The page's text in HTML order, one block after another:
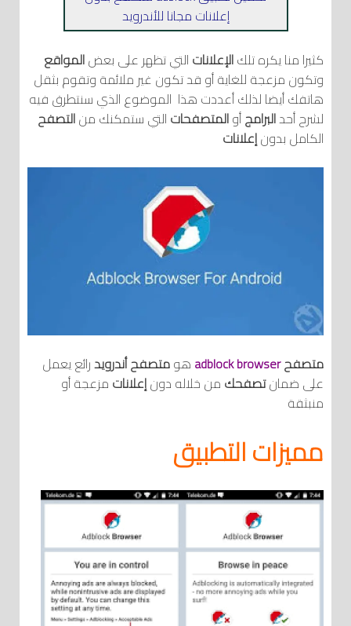
إعلانات مجانا للأندرويد
كثيرا منا يكره تلكالإعلانات التي تظهر على بعضالمواقع
وتكون مزعجة للغاية أو قد تكون غير ملائمة وتقوم بثقل
هاتفك أيضا لذلك أعددت هذا الموضوع الذي سنتطرق فيه
لشرح أحدالبرامجأوالمتصفحات التي ستمكنك منالتصفح
الكامل بدونإعلانات
متصفحadblock browser هومتصفح أندرويدرائع يعمل
على ضمانتصفحك من خلاله دونإعلانات مزعجة أو
منبثقة
مميزات التطبيق